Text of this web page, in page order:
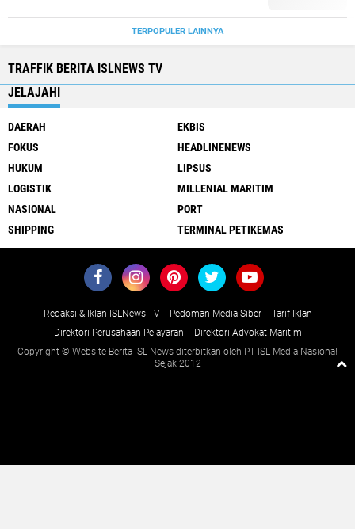
TERPOPULER LAINNYA
TRAFFIK BERITA ISLNEWS TV
JELAJAHI
DAERAH
EKBIS
FOKUS
HEADLINENEWS
HUKUM
LIPSUS
LOGISTIK
MILLENIAL MARITIM
NASIONAL
PORT
SHIPPING
TERMINAL PETIKEMAS
Redaksi & Iklan ISLNews-TV Pedoman Media Siber
Tarif Iklan
Direktori Perusahaan Pelayaran
Direktori Advokat Maritim
Copyright © Website Berita ISL News diterbitkan oleh PT ISL Media Nasional
Sejak 2012